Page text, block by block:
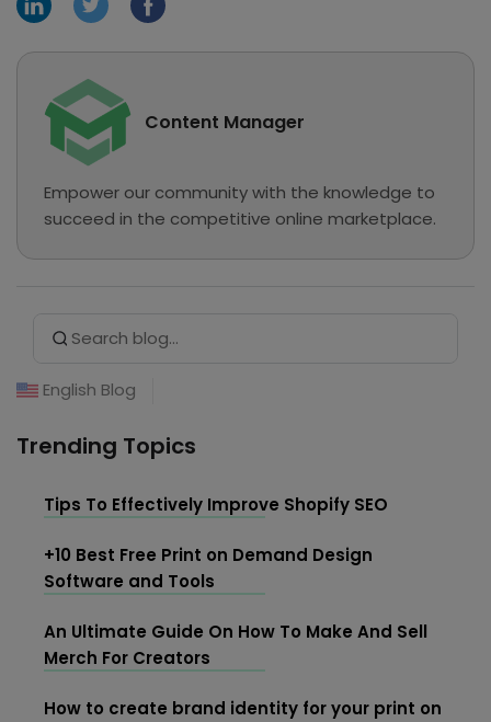
Content Manager
Empower our community with the knowledge to
succeed in the competitive online marketplace.
for:
English Blog
Trending Topics
Tips To Effectively Improve Shopify SEO
+10 Best Free Print on Demand Design
Software and Tools
An Ultimate Guide On How To Make And Sell
Merch For Creators
How to create brand identity for your print on